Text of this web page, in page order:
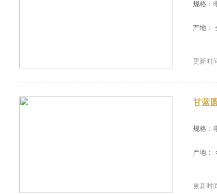
规格：
产地：
更新时
甘蓝
规格：
产地：
更新时